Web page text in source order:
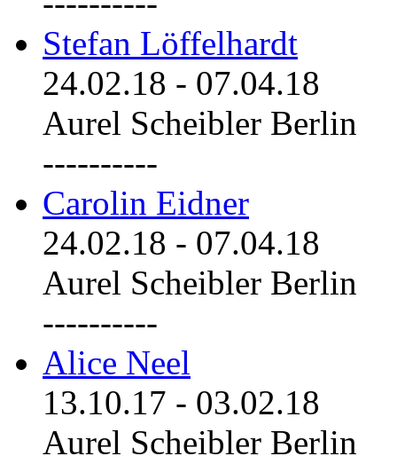
Stefan Löffelhardt
24.02.18 - 07.04.18
Aurel Scheibler Berlin
----------
Carolin Eidner
24.02.18 - 07.04.18
Aurel Scheibler Berlin
----------
Alice Neel
13.10.17 - 03.02.18
Aurel Scheibler Berlin